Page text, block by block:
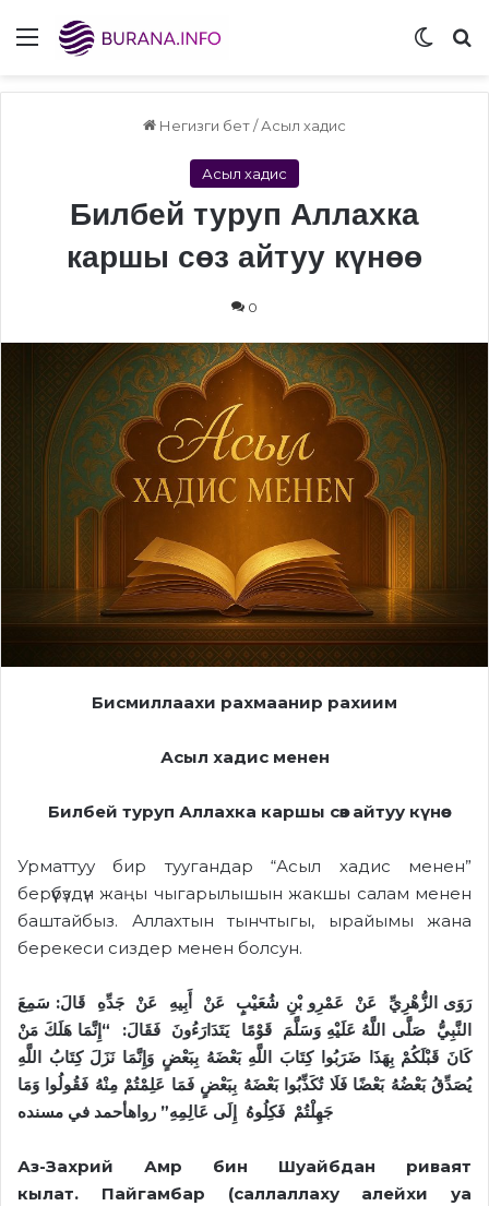
Menu
Негизги бет/ Асыл хадис
Асыл хадис
Билбей туруп Аллахка
каршы сөз айтуу күнөө
0
Бисмиллаахи рахмаанир рахиим
Асыл хадис менен
Билбей туруп Аллахка каршы сөз айтуу күнөө
Урматтуу бир туугандар “Асыл хадис менен”
берүүбүздүн жаңы чыгарылышын жакшы салам менен
баштайбыз. Аллахтын тынчтыгы, ырайымы жана
берекеси сиздер менен болсун.
رَوَى ‏الزُّهْرِيِّ ‏ ‏عَنْ ‏ ‏عَمْرِو بْنِ شُعَيْبٍ ‏ ‏عَنْ ‏ ‏أَبِيهِ ‏ ‏عَنْ ‏ ‏جَدِّهِ ‏ ‏قَالَ: سَمِعَ
النَّبِيُّ ‏ ‏صَلَّى اللَّهُ عَلَيْهِ وَسَلَّمَ ‏ ‏قَوْمًا ‏ ‏يَتَدَارَءُونَ ‏ ‏فَقَالَ: ‏ “‏إِنَّمَا هَلَكَ مَنْ
كَانَ قَبْلَكُمْ بِهَذَا ضَرَبُوا كِتَابَ اللَّهِ بَعْضَهُ بِبَعْضٍ وَإِنَّمَا نَزَلَ كِتَابُ اللَّهِ
يُصَدِّقُ بَعْضُهُ بَعْضًا فَلَا تُكَذِّبُوا بَعْضَهُ بِبَعْضٍ فَمَا عَلِمْتُمْ مِنْهُ فَقُولُوا وَمَا
جَهِلْتُمْ ‏ ‏فَكِلُوهُ ‏ ‏إِلَى عَالِمِهِ” رواهأحمد في مسنده
Аз-Захрий Амр бин Шуайбдан риваят
кылат. Пайгамбар (саллаллаху алейхи уа